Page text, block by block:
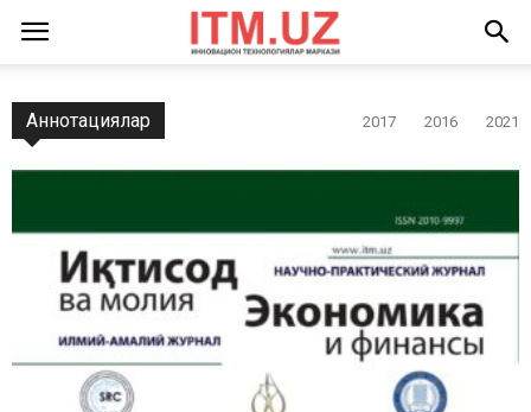
Аннотациялар 2017 2016 2021